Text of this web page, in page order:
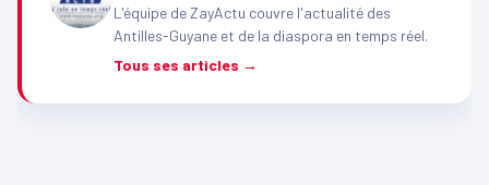
L'équipe de ZayActu couvre l'actualité des
Antilles-Guyane et de la diaspora en temps réel.
Tous ses articles →